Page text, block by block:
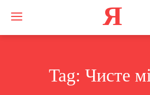
Я
Tag: Чисте